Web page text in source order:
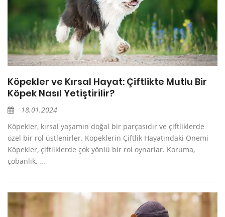
Köpekler ve Kırsal Hayat: Çiftlikte Mutlu Bir
Köpek Nasıl Yetiştirilir?
18.01.2024
Köpekler, kırsal yaşamın doğal bir parçasıdır ve çiftliklerde
özel bir rol üstlenirler. Köpeklerin Çiftlik Hayatındaki Önemi
Köpekler, çiftliklerde çok yönlü bir rol oynarlar. Koruma,
çobanlık, ...